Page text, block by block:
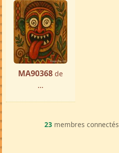
MA90368 de
...
23 membres connectés